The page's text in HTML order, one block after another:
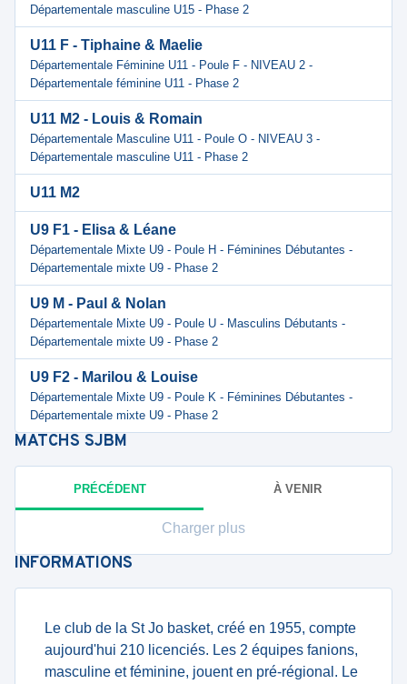
Départementale masculine U15 - Phase 2
U11 F - Tiphaine & Maelie
Départementale Féminine U11 - Poule F - NIVEAU 2 -
Départementale féminine U11 - Phase 2
U11 M2 - Louis & Romain
Départementale Masculine U11 - Poule O - NIVEAU 3 -
Départementale masculine U11 - Phase 2
U11 M2
U9 F1 - Elisa & Léane
Départementale Mixte U9 - Poule H - Féminines Débutantes -
Départementale mixte U9 - Phase 2
U9 M - Paul & Nolan
Départementale Mixte U9 - Poule U - Masculins Débutants -
Départementale mixte U9 - Phase 2
U9 F2 - Marilou & Louise
Départementale Mixte U9 - Poule K - Féminines Débutantes -
Départementale mixte U9 - Phase 2
MATCHS SJBM
PRÉCÉDENT À VENIR
Charger plus
INFORMATIONS
Le club de la St Jo basket, créé en 1955, compte
aujourd'hui 210 licenciés. Les 2 équipes fanions,
masculine et féminine, jouent en pré-régional. Le